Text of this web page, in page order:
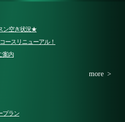
ン空き状況★
ースリニューアル！
案内
more >
プラン